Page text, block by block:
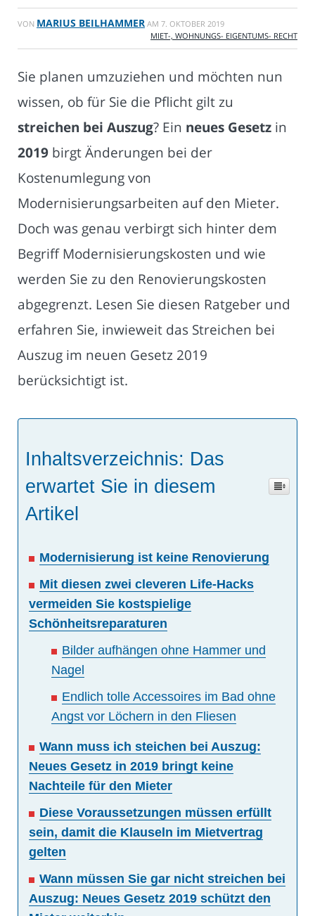
VON MARIUS BEILHAMMER AM 7. OKTOBER 2019
MIET-, WOHNUNGS- EIGENTUMS- RECHT
Sie planen umzuziehen und möchten nun
wissen, ob für Sie die Pflicht gilt zu
streichen bei Auszug? Ein neues Gesetz in
2019 birgt Änderungen bei der
Kostenumlegung von
Modernisierungsarbeiten auf den Mieter.
Doch was genau verbirgt sich hinter dem
Begriff Modernisierungskosten und wie
werden Sie zu den Renovierungskosten
abgegrenzt. Lesen Sie diesen Ratgeber und
erfahren Sie, inwieweit das Streichen bei
Auszug im neuen Gesetz 2019
berücksichtigt ist.
Inhaltsverzeichnis: Das
erwartet Sie in diesem
Artikel
Modernisierung ist keine Renovierung
Mit diesen zwei cleveren Life-Hacks
vermeiden Sie kostspielige
Schönheitsreparaturen
Bilder aufhängen ohne Hammer und
Nagel
Endlich tolle Accessoires im Bad ohne
Angst vor Löchern in den Fliesen
Wann muss ich steichen bei Auszug:
Neues Gesetz in 2019 bringt keine
Nachteile für den Mieter
Diese Voraussetzungen müssen erfüllt
sein, damit die Klauseln im Mietvertrag
gelten
Wann müssen Sie gar nicht streichen bei
Auszug: Neues Gesetz 2019 schützt den